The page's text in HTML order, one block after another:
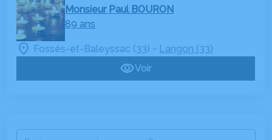
Monsieur Paul BOURON
89 ans
Fossés-et-Baleyssac (33) - Langon (33)
Voir